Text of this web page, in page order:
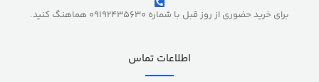
برای خرید حضوری از روز قبل با شماره 09192435630 هماهنگ کنید.
اطلاعات تماس